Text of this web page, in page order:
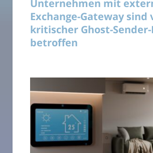
Unternehmen mit
Exchange-Gateway sind
kritischer Ghost-
betroffen